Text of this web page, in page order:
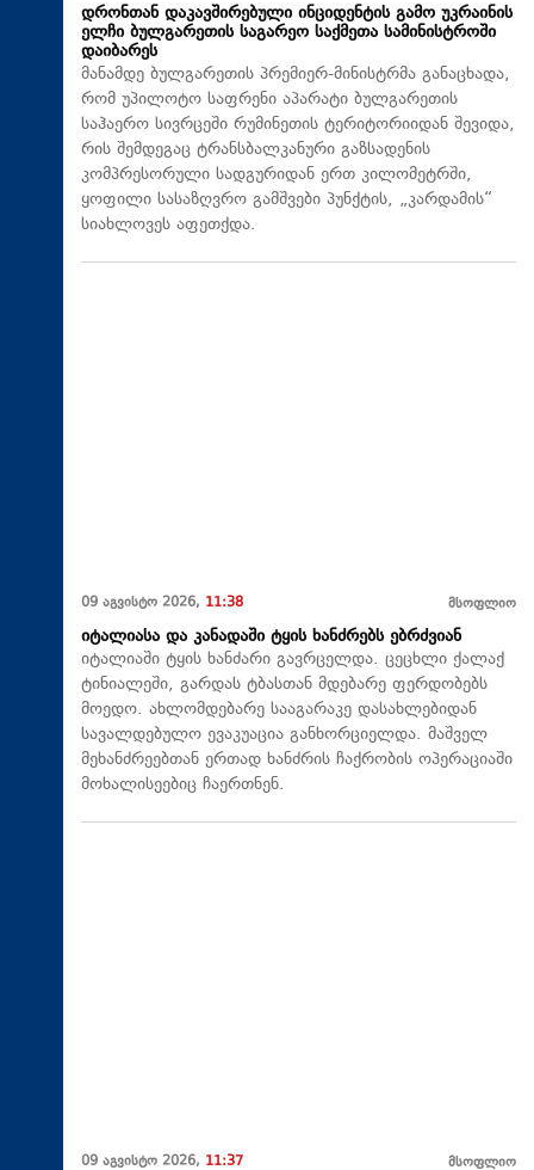
დრონთან დაკავშირებული ინციდენტის გამო უკრაინის
ელჩი ბულგარეთის საგარეო საქმეთა სამინისტროში
დაიბარეს
მანამდე ბულგარეთის პრემიერ-მინისტრმა განაცხადა,
რომ უპილოტო საფრენი აპარატი ბულგარეთის
საჰაერო სივრცეში რუმინეთის ტერიტორიიდან შევიდა,
რის შემდეგაც ტრანსბალკანური გაზსადენის
კომპრესორული სადგურიდან ერთ კილომეტრში,
ყოფილი სასაზღვრო გამშვები პუნქტის, „კარდამის“
სიახლოვეს აფეთქდა.
09 აგვისტო 2026, 11:38 მსოფლიო
იტალიასა და კანადაში ტყის ხანძრებს ებრძვიან
იტალიაში ტყის ხანძარი გავრცელდა. ცეცხლი ქალაქ
ტინიალეში, გარდას ტბასთან მდებარე ფერდობებს
მოედო. ახლომდებარე სააგარაკე დასახლებიდან
სავალდებულო ევაკუაცია განხორციელდა. მაშველ
მეხანძრეებთან ერთად ხანძრის ჩაქრობის ოპერაციაში
მოხალისეებიც ჩაერთნენ.
09 აგვისტო 2026, 11:37 მსოფლიო